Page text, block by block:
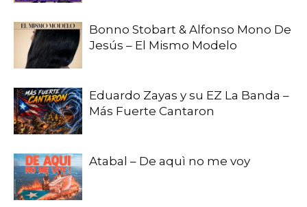
Bonno Stobart & Alfonso Mono De
Jesús – El Mismo Modelo
Eduardo Zayas y su EZ La Banda –
Más Fuerte Cantaron
Atabal – De aquì no me voy